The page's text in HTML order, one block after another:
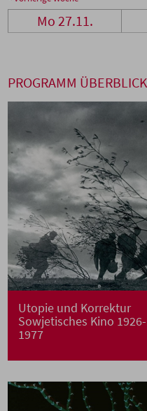
Mo 27.11.
PROGRAMM ÜBERBLICK
Utopie und Korrektur
Sowjetisches Kino
1977